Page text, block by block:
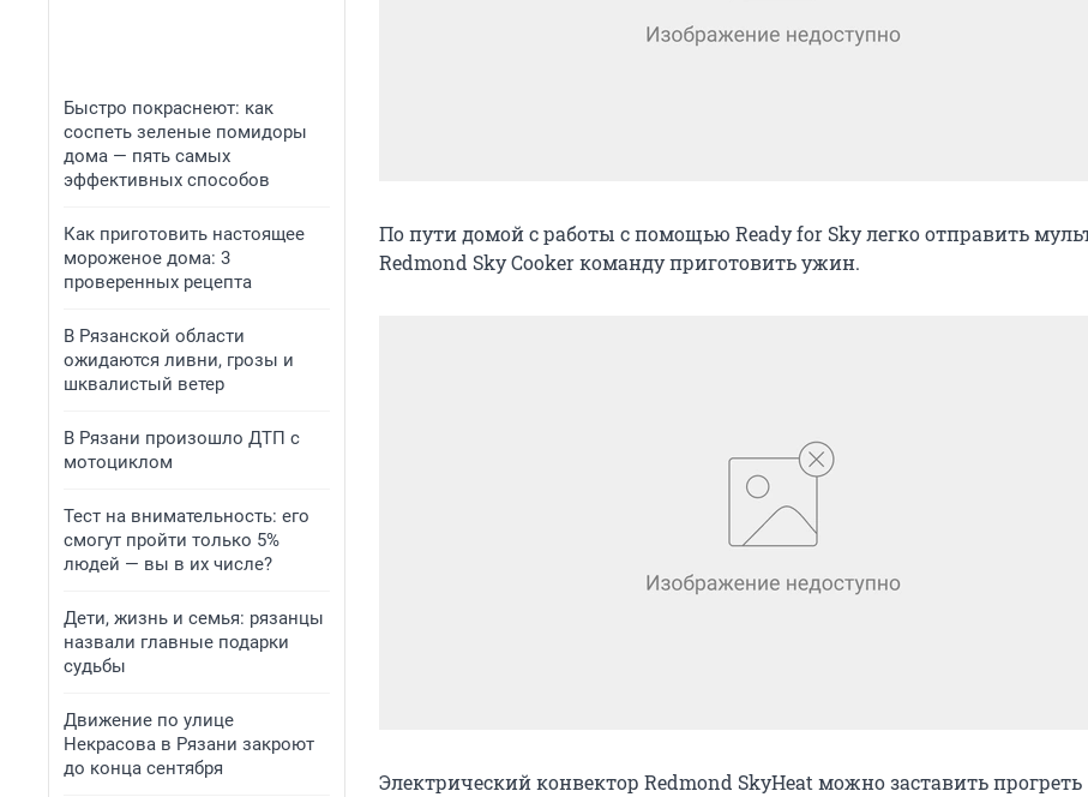
Быстро покраснеют: как
соспеть зеленые помидоры
дома — пять самых
эффективных способов
Как приготовить настоящее
мороженое дома: 3
проверенных рецепта
В Рязанской области
ожидаются ливни, грозы и
шквалистый ветер
В Рязани произошло ДТП с
мотоциклом
Тест на внимательность: его
смогут пройти только 5%
людей — вы в их числе?
Дети, жизнь и семья: рязанцы
назвали главные подарки
судьбы
Движение по улице
Некрасова в Рязани закроют
до конца сентября
По пути домой с работы с помощью Ready for Sky легко отправить
Redmond Sky Cooker команду приготовить ужин.
Электрический конвектор Redmond SkyHeat можно заставить прогреть